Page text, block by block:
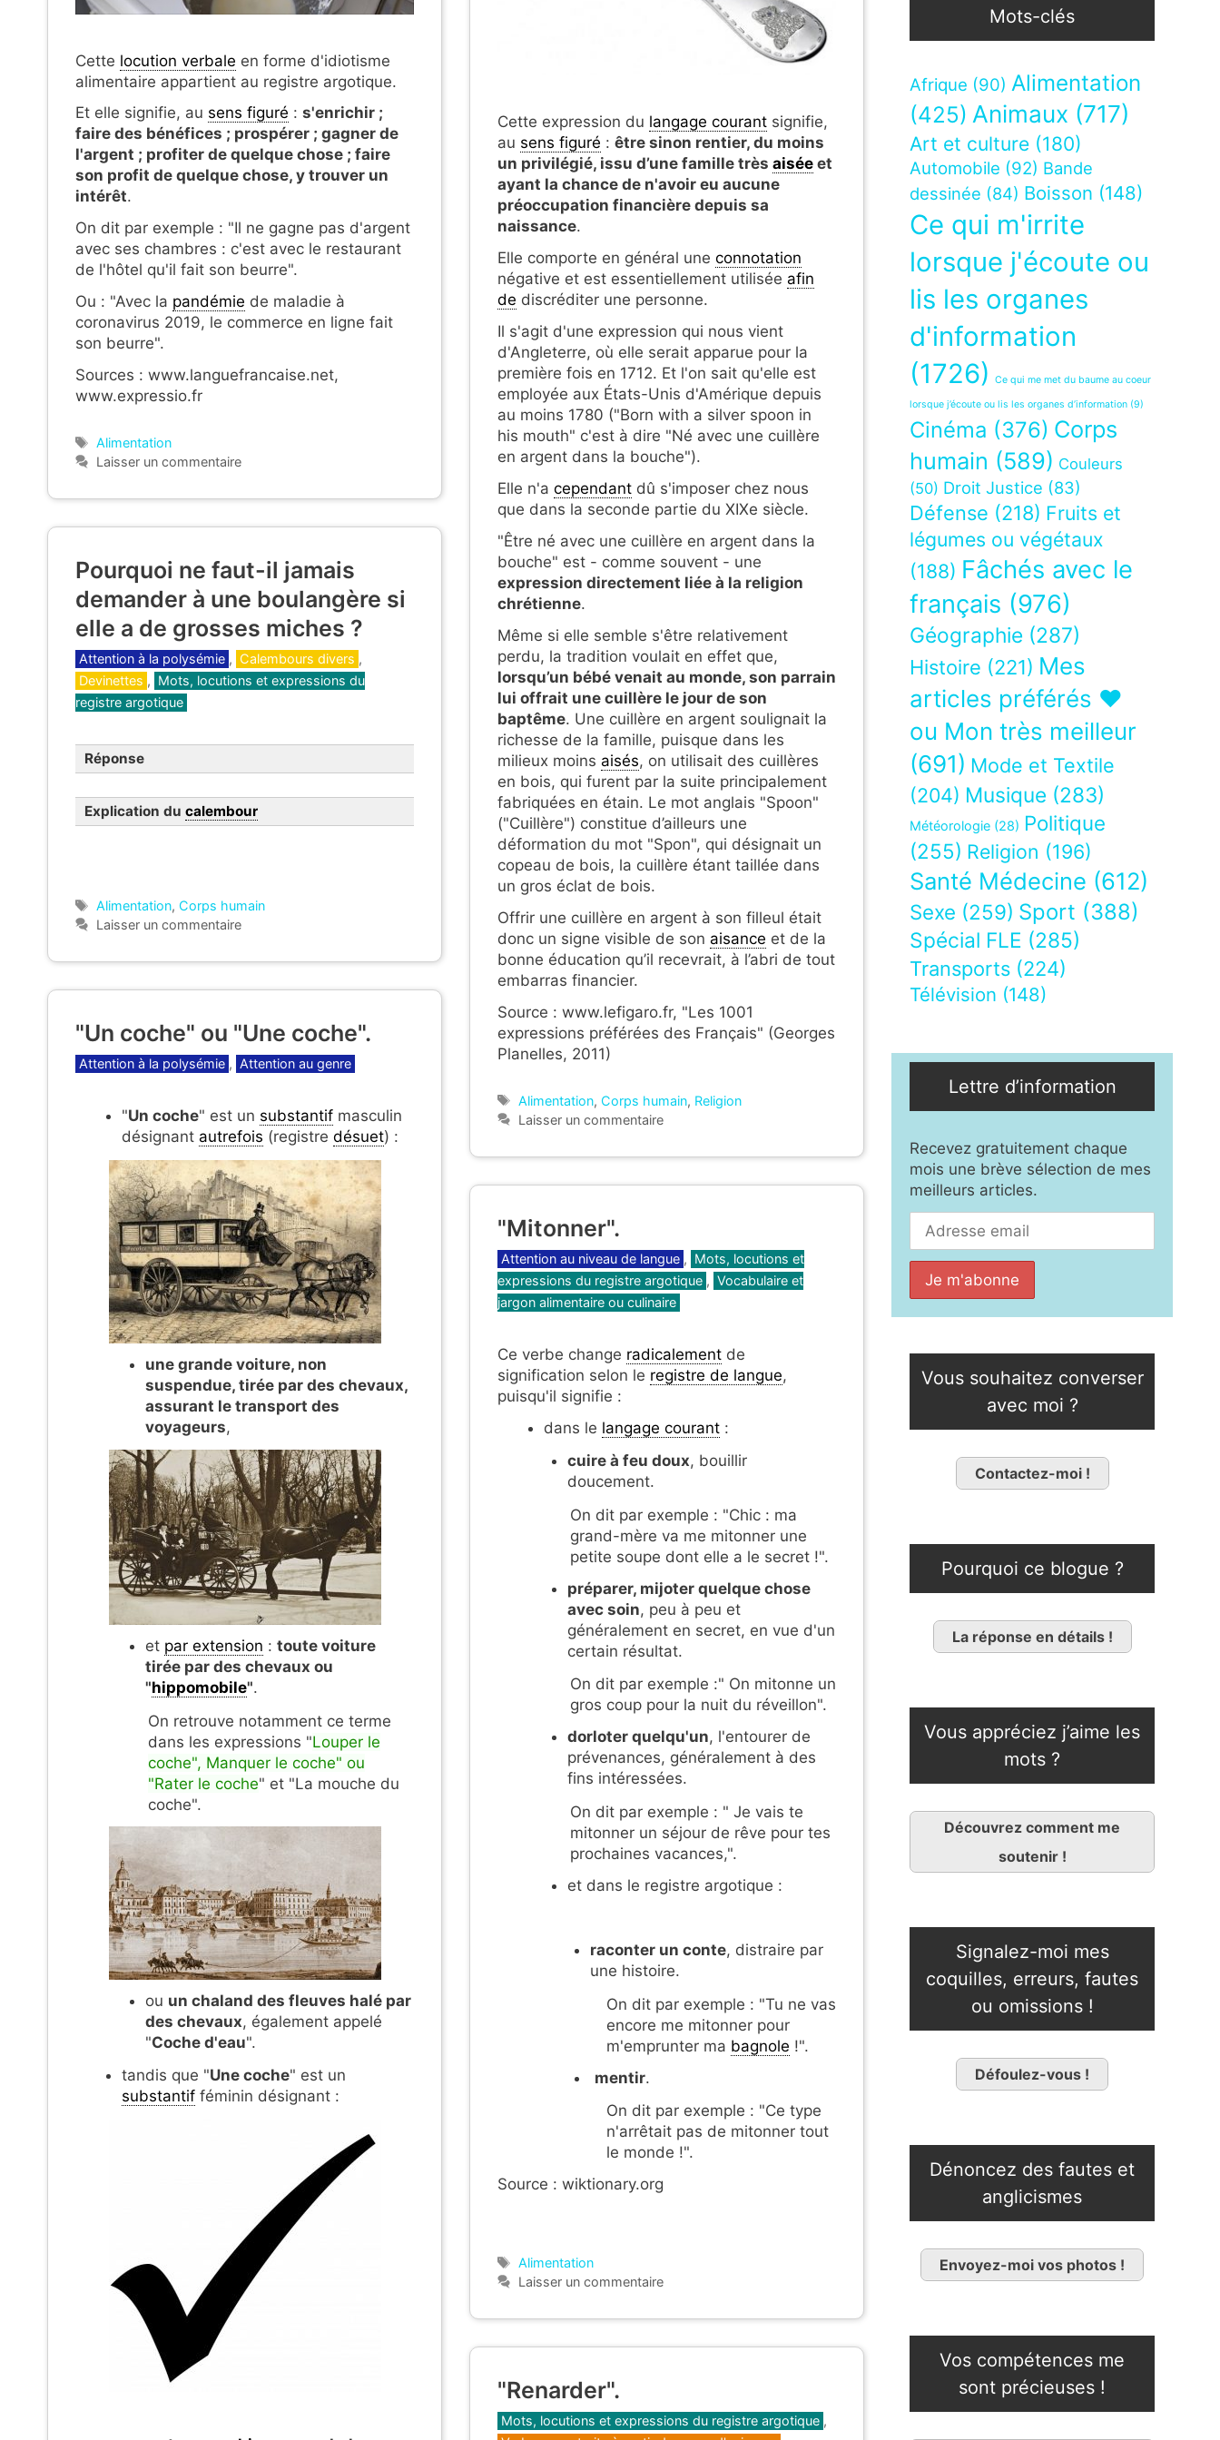
Cette locution verbale en forme d'idiotisme
alimentaire appartient au registre argotique.
Et elle signifie, au sens figuré : s'enrichir ;
faire des bénéfices ; prospérer ; gagner de
l'argent ; profiter de quelque chose ; faire
son profit de quelque chose, y trouver un
intérêt.
On dit par exemple : "Il ne gagne pas d'argent
avec ses chambres : c'est avec le restaurant
de l'hôtel qu'il fait son beurre".
Ou : "Avec la pandémie de maladie à
coronavirus 2019, le commerce en ligne fait
son beurre".
Sources : www.languefrancaise.net,
www.expressio.fr
Étiquettes
Alimentation
Laisser un commentaire
Cette expression du langage courant signifie,
au sens figuré : être sinon rentier, du moins
un privilégié, issu d’une famille très aisée et
ayant la chance de n'avoir eu aucune
préoccupation financière depuis sa
naissance.
Elle comporte en général une connotation
négative et est essentiellement utilisée afin
de discréditer une personne.
Il s'agit d'une expression qui nous vient
d'Angleterre, où elle serait apparue pour la
première fois en 1712. Et l'on sait qu'elle est
employée aux États-Unis d'Amérique depuis
au moins 1780 ("Born with a silver spoon in
his mouth" c'est à dire "Né avec une cuillère
en argent dans la bouche").
Elle n'a cependant dû s'imposer chez nous
que dans la seconde partie du XIXe siècle.
"Être né avec une cuillère en argent dans la
bouche" est - comme souvent - une
expression directement liée à la religion
chrétienne.
Même si elle semble s'être relativement
perdu, la tradition voulait en effet que,
lorsqu’un bébé venait au monde, son parrain
lui offrait une cuillère le jour de son
baptême. Une cuillère en argent soulignait la
richesse de la famille, puisque dans les
milieux moins aisés, on utilisait des cuillères
en bois, qui furent par la suite principalement
fabriquées en étain. Le mot anglais "Spoon"
("Cuillère") constitue d’ailleurs une
déformation du mot "Spon", qui désignait un
copeau de bois, la cuillère étant taillée dans
un gros éclat de bois.
Offrir une cuillère en argent à son filleul était
donc un signe visible de son aisance et de la
bonne éducation qu’il recevrait, à l’abri de tout
embarras financier.
Source : www.lefigaro.fr, "Les 1001
expressions préférées des Français" (Georges
Planelles, 2011)
Étiquettes
Alimentation, Corps humain, Religion
Laisser un commentaire
Pourquoi ne faut-il jamais
demander à une boulangère si
elle a de grosses miches ?
Catégories
Attention à la polysémie , Calembours divers ,
Devinettes , Mots, locutions et expressions du
registre argotique
Réponse
Explication du calembour
Étiquettes
Alimentation, Corps humain
Laisser un commentaire
"Un coche" ou "Une coche".
Catégories
Attention à la polysémie , Attention au genre
"Un coche" est un substantif masculin
désignant autrefois (registre désuet) :
une grande voiture, non
suspendue, tirée par des chevaux,
assurant le transport des
voyageurs,
et par extension : toute voiture
tirée par des chevaux ou
"hippomobile".
On retrouve notamment ce terme
dans les expressions "Louper le
coche", Manquer le coche" ou
"Rater le coche" et "La mouche du
coche".
ou un chaland des fleuves halé par
des chevaux, également appelé
"Coche d'eau".
tandis que "Une coche" est un
substantif féminin désignant :
"Mitonner".
Catégories
Attention au niveau de langue , Mots, locutions et
expressions du registre argotique , Vocabulaire et
jargon alimentaire ou culinaire
Ce verbe change radicalement de
signification selon le registre de langue,
puisqu'il signifie :
dans le langage courant :
cuire à feu doux, bouillir
doucement.
On dit par exemple : "Chic : ma
grand-mère va me mitonner une
petite soupe dont elle a le secret !".
préparer, mijoter quelque chose
avec soin, peu à peu et
généralement en secret, en vue d'un
certain résultat.
On dit par exemple :" On mitonne un
gros coup pour la nuit du réveillon".
dorloter quelqu'un, l'entourer de
prévenances, généralement à des
fins intéressées.
On dit par exemple : " Je vais te
mitonner un séjour de rêve pour tes
prochaines vacances,".
et dans le registre argotique :
raconter un conte, distraire par
une histoire.
On dit par exemple : "Tu ne vas
encore me mitonner pour
m'emprunter ma bagnole !".
mentir.
On dit par exemple : "Ce type
n'arrêtait pas de mitonner tout
le monde !".
Source : wiktionary.org
Étiquettes
Alimentation
Laisser un commentaire
"Renarder".
Catégories
Mots, locutions et expressions du registre argotique ,
Mots-clés
Afrique (90) Alimentation
(425) Animaux (717)
Art et culture (180)
Automobile (92) Bande
dessinée (84) Boisson (148)
Ce qui m'irrite
lorsque j'écoute ou
lis les organes
d'information
(1726)
Ce qui me met du baume au coeur
lorsque j’écoute ou lis les organes d’information (9)
Cinéma (376) Corps
humain (589) Couleurs
(50) Droit Justice (83)
Défense (218) Fruits et
légumes ou végétaux
(188) Fâchés avec le
français (976)
Géographie (287)
Histoire (221) Mes
articles préférés ❤
ou Mon très meilleur
(691) Mode et Textile
(204) Musique (283)
Météorologie (28) Politique
(255) Religion (196)
Santé Médecine (612)
Sexe (259) Sport (388)
Spécial FLE (285)
Transports (224)
Télévision (148)
Lettre d’information
Recevez gratuitement chaque
mois une brève sélection de mes
meilleurs articles.
Vous souhaitez converser
avec moi ?
Contactez-moi !
Pourquoi ce blogue ?
La réponse en détails !
Vous appréciez j’aime les
mots ?
Découvrez comment me
soutenir !
Signalez-moi mes
coquilles, erreurs, fautes
ou omissions !
Défoulez-vous !
Dénoncez des fautes et
anglicismes
Envoyez-moi vos photos !
Vos compétences me
sont précieuses !